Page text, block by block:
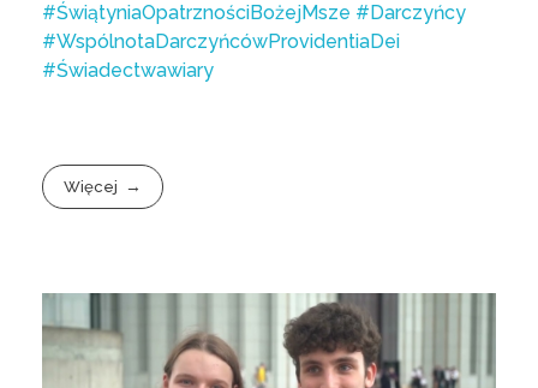
#ŚwiątyniaOpatrznościBożejMsze #Darczyńcy
#WspólnotaDarczyńcówProvidentiaDei
#Świadectwawiary
Więcej